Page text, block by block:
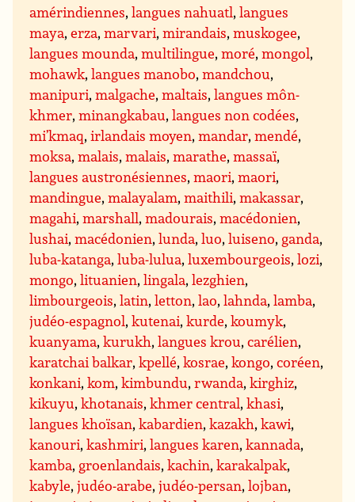
amérindiennes,langues nahuatl,langues
maya,erza,marvari,mirandais,muskogee,
langues mounda,multilingue,moré,mongol,
mohawk,langues manobo,mandchou,
manipuri,malgache,maltais,langues môn-
khmer,minangkabau,langues non codées,
mi’kmaq,irlandais moyen,mandar,mendé,
moksa,malais,malais,marathe,massaï,
langues austronésiennes,maori,maori,
mandingue,malayalam,maithili,makassar,
magahi,marshall,madourais,macédonien,
lushai,macédonien,lunda,luo,luiseno, ganda,
luba-katanga,luba-lulua,luxembourgeois,lozi,
mongo,lituanien,lingala,lezghien,
limbourgeois,latin,letton,lao,lahnda,lamba,
judéo-espagnol,kutenai,kurde,koumyk,
kuanyama,kurukh,langues krou,carélien,
karatchai balkar,kpellé,kosrae,kongo,coréen,
konkani,kom,kimbundu,rwanda,kirghiz,
kikuyu,khotanais,khmer central,khasi,
langues khoïsan,kabardien,kazakh,kawi,
kanouri,kashmiri,langues karen,kannada,
kamba, groenlandais,kachin,karakalpak,
kabyle,judéo-arabe,judéo-persan,lojban,